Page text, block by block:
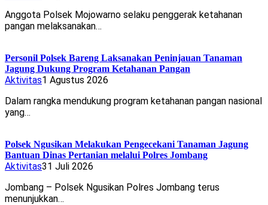
Anggota Polsek Mojowarno selaku penggerak ketahanan
pangan melaksanakan…
Personil Polsek Bareng Laksanakan Peninjauan Tanaman
Jagung Dukung Program Ketahanan Pangan
Aktivitas1 Agustus 2026
Dalam rangka mendukung program ketahanan pangan nasional
yang…
Polsek Ngusikan Melakukan Pengecekani Tanaman Jagung
Bantuan Dinas Pertanian melalui Polres Jombang
Aktivitas31 Juli 2026
Jombang – Polsek Ngusikan Polres Jombang terus
menunjukkan…